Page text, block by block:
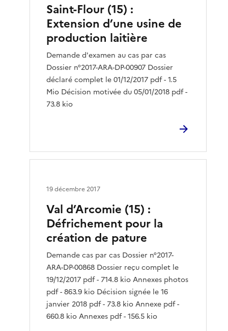
Saint-Flour (15) :
Extension d’une usine de
production laitière
Demande d'examen au cas par cas
Dossier n°2017-ARA-DP-00907 Dossier
déclaré complet le 01/12/2017 pdf - 1.5
Mio Décision motivée du 05/01/2018 pdf -
73.8 kio
Val d’Arcomie (15) :
Défrichement pour la
création de pature
Demande cas par cas Dossier n°2017-
ARA-DP-00868 Dossier reçu complet le
19/12/2017 pdf - 714.8 kio Annexes photos
pdf - 863.9 kio Décision signée le 16
janvier 2018 pdf - 73.8 kio Annexe pdf -
660.8 kio Annexes pdf - 156.5 kio
19 décembre 2017